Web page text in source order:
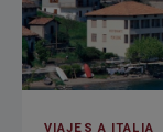
VIAJES A ITALIA